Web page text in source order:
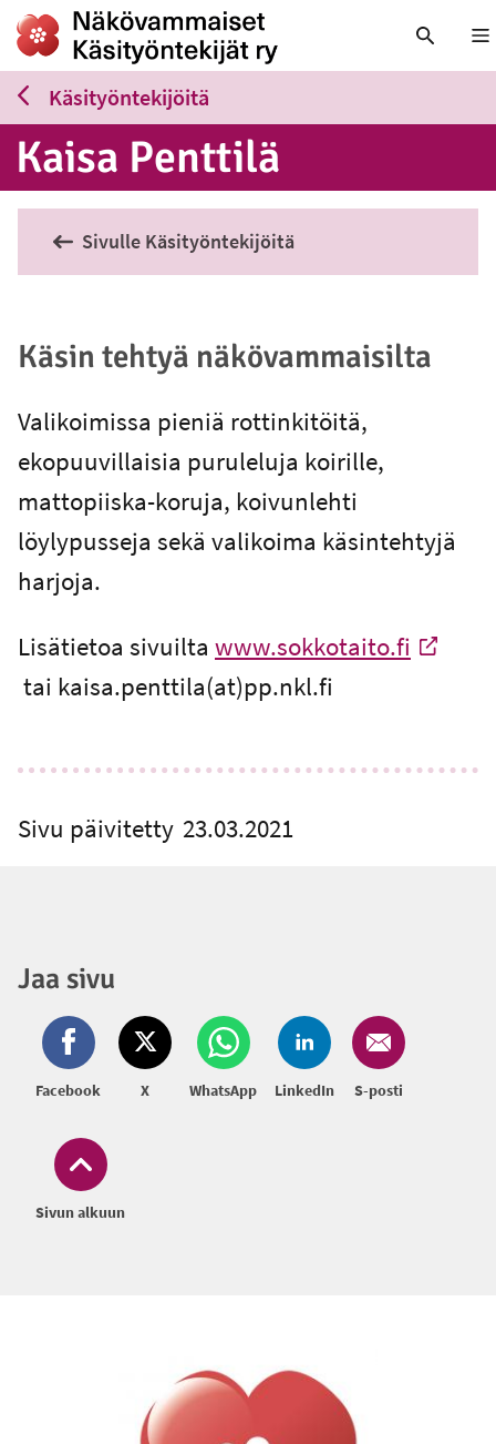
Käsityöntekijöitä
Kaisa Penttilä
Sivulle Käsityöntekijöitä
Käsin tehtyä näkövammaisilta
Valikoimissa pieniä rottinkitöitä,
ekopuuvillaisia puruleluja koirille,
mattopiiska-koruja, koivunlehti
löylypusseja sekä valikoima käsintehtyjä
harjoja.
Lisätietoa sivuilta www.sokkotaito.fi
-Ulkoinen linkki
tai kaisa.penttila(at)pp.nkl.fi
Sivu päivitetty 23.03.2021
Sivun alkuun
Jaa sivu
Facebook X WhatsApp LinkedIn S-posti